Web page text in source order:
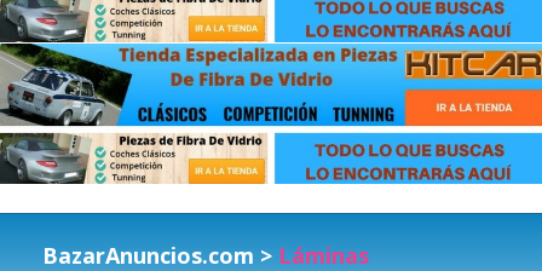
BazarAnuncios.com > Láminas